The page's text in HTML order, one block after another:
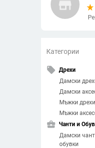
store
Категории
local_offer Дрехи
Дамски
Дамски
Мъжки дрехи
Мъжки
business_center Чанти и
Дамски
обувки